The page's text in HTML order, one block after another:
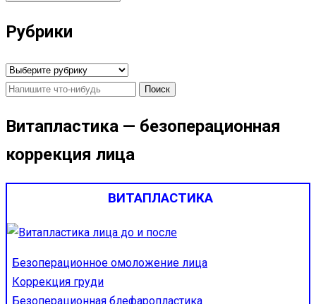
Рубрики
Рубрики
Найти:
Витапластика — безоперационная
коррекция лица
ВИТАПЛАСТИКА
Безоперационное омоложение лица
Коррекция груди
Безоперационная блефаропластика